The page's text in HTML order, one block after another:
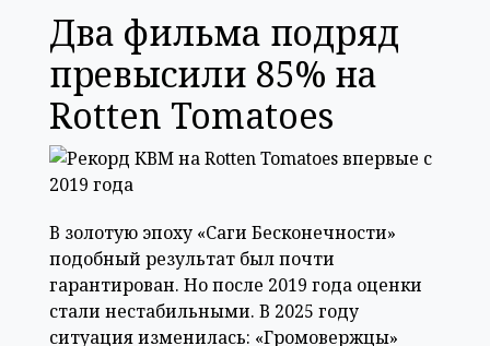
Два фильма подряд
превысили 85% на
Rotten Tomatoes
В золотую эпоху «Саги Бесконечности»
подобный результат был почти
гарантирован. Но после 2019 года оценки
стали нестабильными. В 2025 году
ситуация изменилась: «Громовержцы»